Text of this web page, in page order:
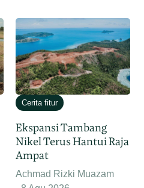
Cerita fitur
Ekspansi Tambang
Nikel Terus Hantui Raja
Ampat
Achmad Rizki Muazam